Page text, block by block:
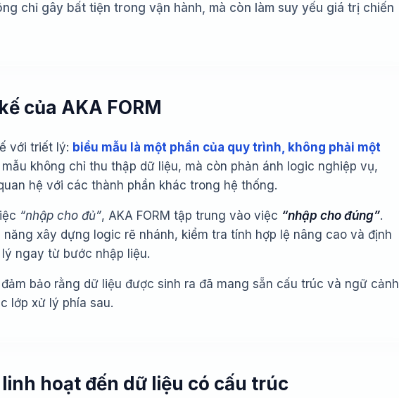
chỉ gây bất tiện trong vận hành, mà còn làm suy yếu giá trị chiến
của AKA FORM
với triết lý: biểu mẫu là một phần của quy trình, không phải một
mẫu không chỉ thu thập dữ liệu, mà còn phản ánh logic nghiệp vụ,
hệ với các thành phần khác trong hệ thống.
“nhập cho đủ”, AKA FORM tập trung vào việc “nhập cho đúng”.
xây dựng logic rẽ nhánh, kiểm tra tính hợp lệ nâng cao và định
ngay từ bước nhập liệu.
bảo rằng dữ liệu được sinh ra đã mang sẵn cấu trúc và ngữ cảnh
lớp xử lý phía sau.
hoạt đến dữ liệu có cấu trúc